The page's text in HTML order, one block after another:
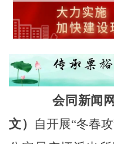
会同新闻网
文） 自开展“冬春